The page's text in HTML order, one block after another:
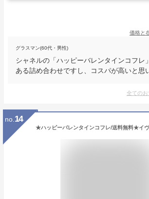
価格と
グラスマン(60代・男性)
シャネルの「ハッピーバレンタインコフレ
ある詰め合わせですし、コスパが高いと思
全てのお
no. 14